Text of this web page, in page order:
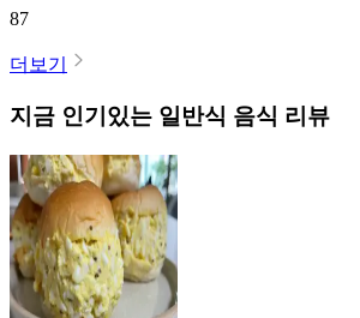
87
더보기
지금 인기있는 일반식 음식 리뷰